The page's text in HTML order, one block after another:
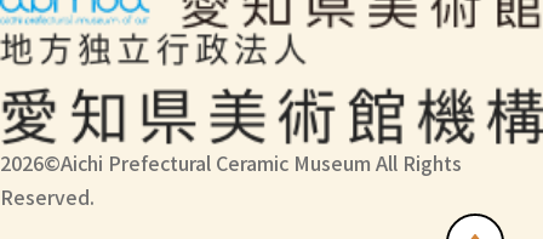
2026©Aichi Prefectural Ceramic Museum All Rights
Reserved.